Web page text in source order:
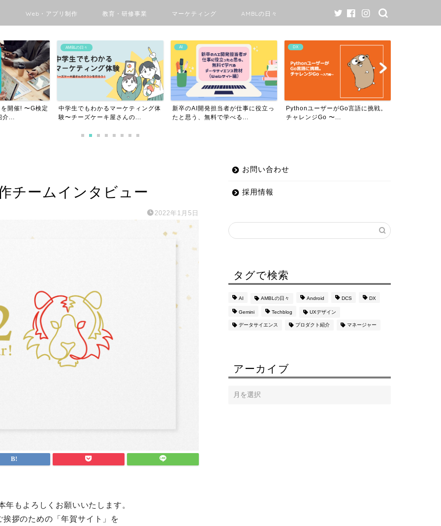
Web・アプリ制作 教育・研修事業 マーケティング AMBLの日々
ーケティング体
んの...
AI
新卒のAI開発担当者が仕事に役立っ
たと思う、無料で学べる...
DX
PythonユーザーがGo言語に挑戦。
チャレンジGo 〜...
AMBLの日々
AMBLのワークスタイル変更につい
て￼
チームインタビュー
2022年1月5日
もよろしくお願いいたします。
拶のための「年賀サイト」を
お問い合わせ
採用情報
タグで検索
AI AMBLの日々 Android DCS DX
Gemini Techblog UXデザイン
データサイエンス プロダクト紹介 マネージャー
アーカイブ